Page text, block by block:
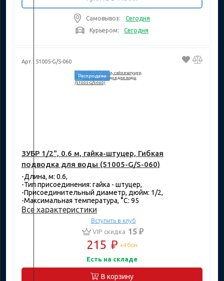
Самовывоз:
Сегодня
Курьером:
Сегодня
Арт.: 51005-G/S-060
Распродажа
ЗУБР 1/2", 0.6 м, гайка-штуцер, Гибкая
подводка для воды (51005-G/S-060)
-Длина, м: 0.6,
-Тип присоединения: гайка - штуцер,
-Присоединительный диаметр, дюйм: 1/2,
-Максимальная температура, °C: 95
Все характеристики
Вступить в клуб
VIP скидка 15 ₽
215 ₽ +4 бон.
Есть на складе
В корзину